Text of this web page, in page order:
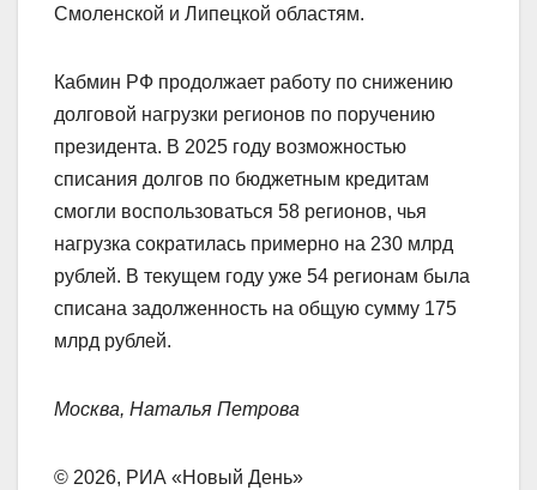
Смоленской и Липецкой областям.
Кабмин РФ продолжает работу по снижению
долговой нагрузки регионов по поручению
президента. В 2025 году возможностью
списания долгов по бюджетным кредитам
смогли воспользоваться 58 регионов, чья
нагрузка сократилась примерно на 230 млрд
рублей. В текущем году уже 54 регионам была
списана задолженность на общую сумму 175
млрд рублей.
Москва, Наталья Петрова
© 2026, РИА «Новый День»